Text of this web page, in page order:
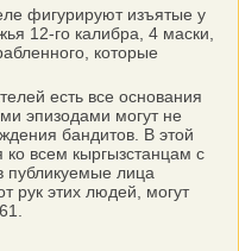
фигурируют изъятые у
12-го калибра, 4 маски,
которые
есть все основания
эпизодами могут не
бандитов. В этой
всем кыргызстанцам с
публикуемые лица
рук этих людей, могут